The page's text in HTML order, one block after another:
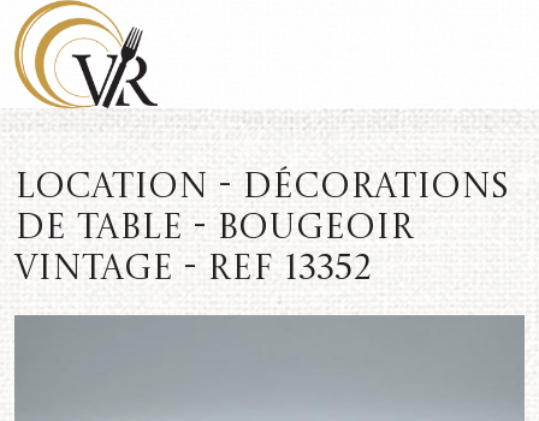
Location - Décorations
de table - Bougeoir
vintage - REF 13352